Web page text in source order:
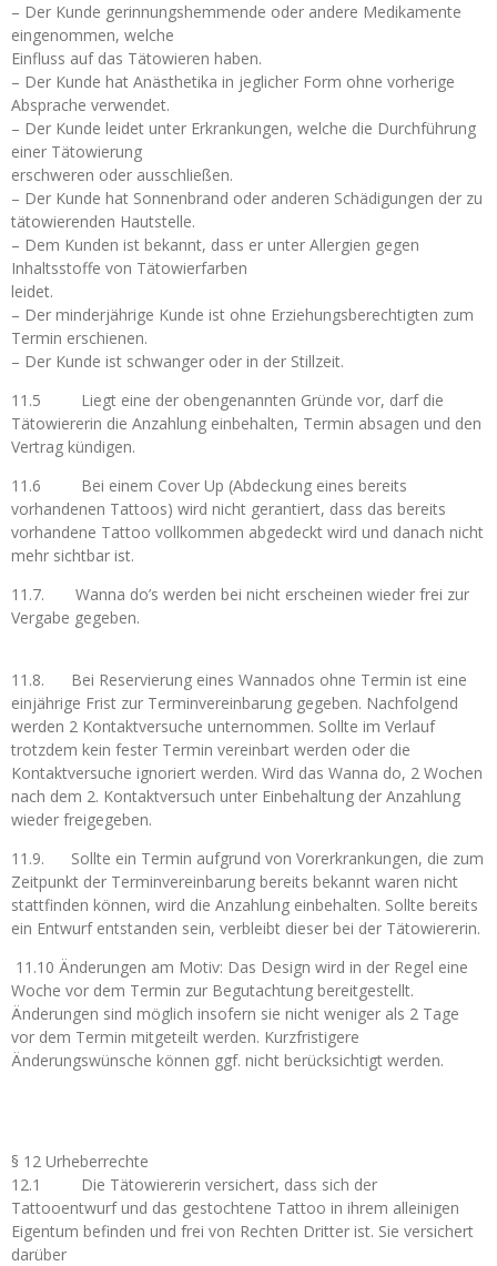
– Der Kunde gerinnungshemmende oder andere Medikamente
eingenommen, welche
Einfluss auf das Tätowieren haben.
– Der Kunde hat Anästhetika in jeglicher Form ohne vorherige
Absprache verwendet.
– Der Kunde leidet unter Erkrankungen, welche die Durchführung
einer Tätowierung
erschweren oder ausschließen.
– Der Kunde hat Sonnenbrand oder anderen Schädigungen der zu
tätowierenden Hautstelle.
– Dem Kunden ist bekannt, dass er unter Allergien gegen
Inhaltsstoffe von Tätowierfarben
leidet.
– Der minderjährige Kunde ist ohne Erziehungsberechtigten zum
Termin erschienen.
– Der Kunde ist schwanger oder in der Stillzeit.
11.5 Liegt eine der obengenannten Gründe vor, darf die
Tätowiererin die Anzahlung einbehalten, Termin absagen und den
Vertrag kündigen.
11.6 Bei einem Cover Up (Abdeckung eines bereits
vorhandenen Tattoos) wird nicht gerantiert, dass das bereits
vorhandene Tattoo vollkommen abgedeckt wird und danach nicht
mehr sichtbar ist.
11.7. Wanna do’s werden bei nicht erscheinen wieder frei zur
Vergabe gegeben.
11.8. Bei Reservierung eines Wannados ohne Termin ist eine
einjährige Frist zur Terminvereinbarung gegeben. Nachfolgend
werden 2 Kontaktversuche unternommen. Sollte im Verlauf
trotzdem kein fester Termin vereinbart werden oder die
Kontaktversuche ignoriert werden. Wird das Wanna do, 2 Wochen
nach dem 2. Kontaktversuch unter Einbehaltung der Anzahlung
wieder freigegeben.
11.9. Sollte ein Termin aufgrund von Vorerkrankungen, die zum
Zeitpunkt der Terminvereinbarung bereits bekannt waren nicht
stattfinden können, wird die Anzahlung einbehalten. Sollte bereits
ein Entwurf entstanden sein, verbleibt dieser bei der Tätowiererin.
11.10 Änderungen am Motiv: Das Design wird in der Regel eine
Woche vor dem Termin zur Begutachtung bereitgestellt.
Änderungen sind möglich insofern sie nicht weniger als 2 Tage
vor dem Termin mitgeteilt werden. Kurzfristigere
Änderungswünsche können ggf. nicht berücksichtigt werden.
§ 12 Urheberrechte
12.1 Die Tätowiererin versichert, dass sich der
Tattooentwurf und das gestochtene Tattoo in ihrem alleinigen
Eigentum befinden und frei von Rechten Dritter ist. Sie versichert
darüber